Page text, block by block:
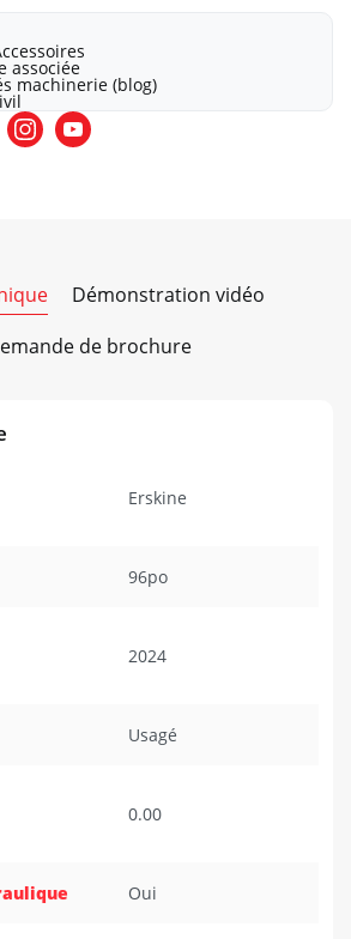
associée
machinerie (blog)
InstagramYoutube
Démonstration vidéo
de brochure
Erskine
96po
2024
Usagé
0.00
Oui